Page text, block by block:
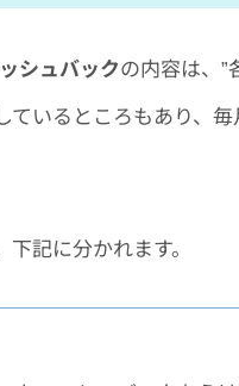
シュバックの内容は、”
ているところもあり、
下記に分かれます。